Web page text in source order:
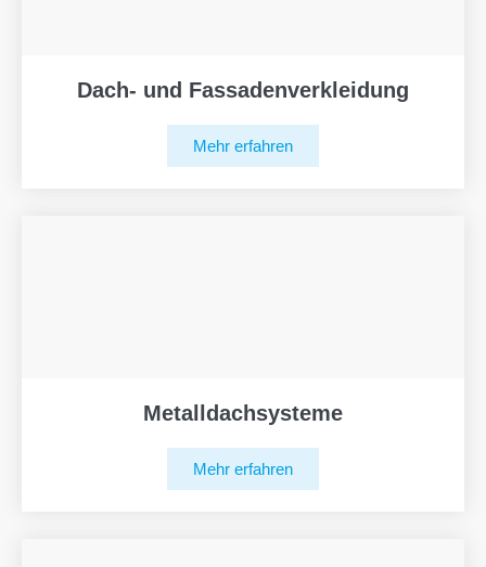
Dach- und Fassadenverkleidung
Mehr erfahren
Metalldachsysteme
Mehr erfahren